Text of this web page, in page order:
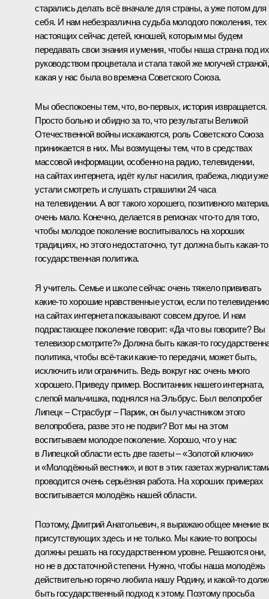
старались делать всё вначале для страны, а уже потом для
себя. И нам небезразлична судьба молодого поколения, тех
настоящих сейчас детей, юношей, которым мы будем
передавать свои знания и умения, чтобы наша страна под их
руководством процветала и стала такой же могучей страной,
какая у нас была во времена Советского Союза.
Мы обеспокоены тем, что, во‑первых, история извращается.
Просто больно и обидно за то, что результаты Великой
Отечественной войны искажаются, роль Советского Союза
принижается в них. Мы возмущены тем, что в средствах
массовой информации, особенно на радио, телевидении,
на сайтах интернета, идёт культ насилия, грабежа, люди уже
устали смотреть и слушать страшилки 24 часа
на телевидении. А вот такого хорошего, позитивного
очень мало. Конечно, делается в регионах что‑то для того,
чтобы молодое поколение воспитывалось на хороших
традициях, но этого недостаточно, тут должна быть какая‑то
государственная политика.
Я учитель. Семье и школе сейчас очень тяжело прививать
какие‑то хорошие нравственные устои, если по
на сайтах интернета показывают совсем другое. И нам
подрастающее поколение говорит: «Да что вы говорите? Вы
телевизор смотрите?» Должна быть какая‑то
политика, чтобы всё‑таки какие‑то передачи, может быть,
исключить или ограничить. Ведь вокруг нас очень много
хорошего. Приведу пример. Воспитанник нашего интерната,
слепой мальчишка, поднялся на Эльбрус. Был велопробег
Липецк – Страсбург – Париж, он был участником этого
велопробега, разве это не подвиг? Вот мы на этом
воспитываем молодое поколение. Хорошо, что у нас
в Липецкой области есть две газеты – «Золотой ключик»
и «Молодёжный вестник», и вот в этих газетах
проводится очень серьёзная работа. На хороших примерах
воспитывается молодёжь нашей области.
Поэтому, Дмитрий Анатольевич, я выражаю общее мнение
присутствующих здесь и не только. Мы какие‑то вопросы
должны решать на государственном уровне. Решаются они,
но не в достаточной степени. Нужно, чтобы наша молодёжь
действительно горячо любила нашу Родину, и какой‑то
быть государственный подход к этому. Поэтому просьба